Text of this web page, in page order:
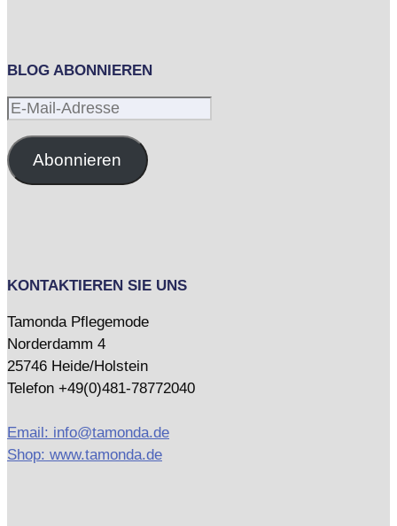
BLOG ABONNIEREN
E-
AdresseAbonnieren
KONTAKTIEREN SIE UNS
Tamonda Pflegemode
Norderdamm 4
25746 Heide/Holstein
Telefon +49(0)481-78772040
Email: info@tamonda.de
Shop: www.tamonda.de